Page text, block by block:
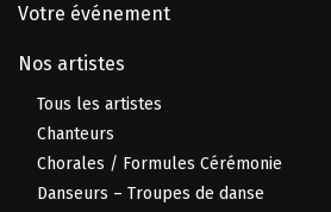
Votre événement
Nos artistes
Tous les artistes
Chanteurs
Chorales / Formules Cérémonie
Danseurs – Troupes de danse